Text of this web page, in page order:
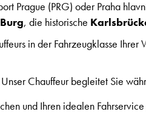
Prague (PRG) oder Praha
, die historische
in der Fahrzeugklasse
Chauffeur begleitet Sie
und Ihren idealen